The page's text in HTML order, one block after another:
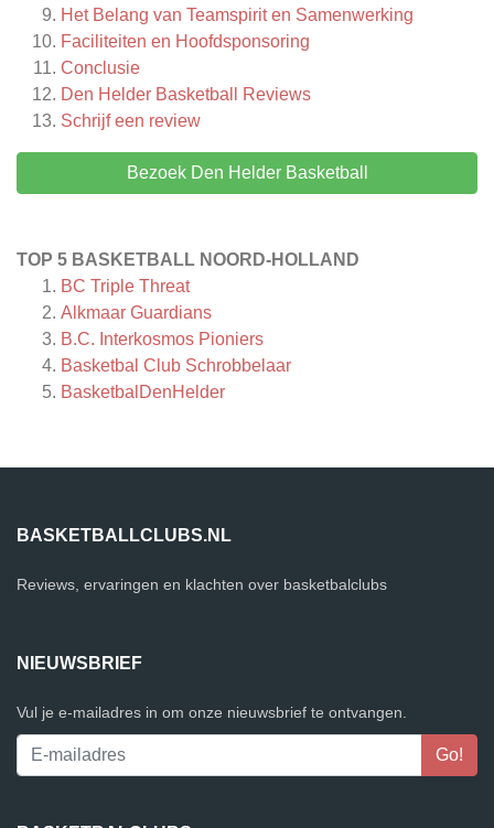
Het Belang van Teamspirit en Samenwerking
Faciliteiten en Hoofdsponsoring
Conclusie
Den Helder Basketball
Reviews
Schrijf een review
Bezoek Den Helder Basketball
TOP 5 BASKETBALL NOORD-HOLLAND
BC Triple Threat
Alkmaar Guardians
B.C. Interkosmos Pioniers
Basketbal Club Schrobbelaar
BasketbalDenHelder
BASKETBALLCLUBS.NL
Reviews, ervaringen en klachten over basketbalclubs
NIEUWSBRIEF
Vul je e-mailadres in om onze nieuwsbrief te ontvangen.